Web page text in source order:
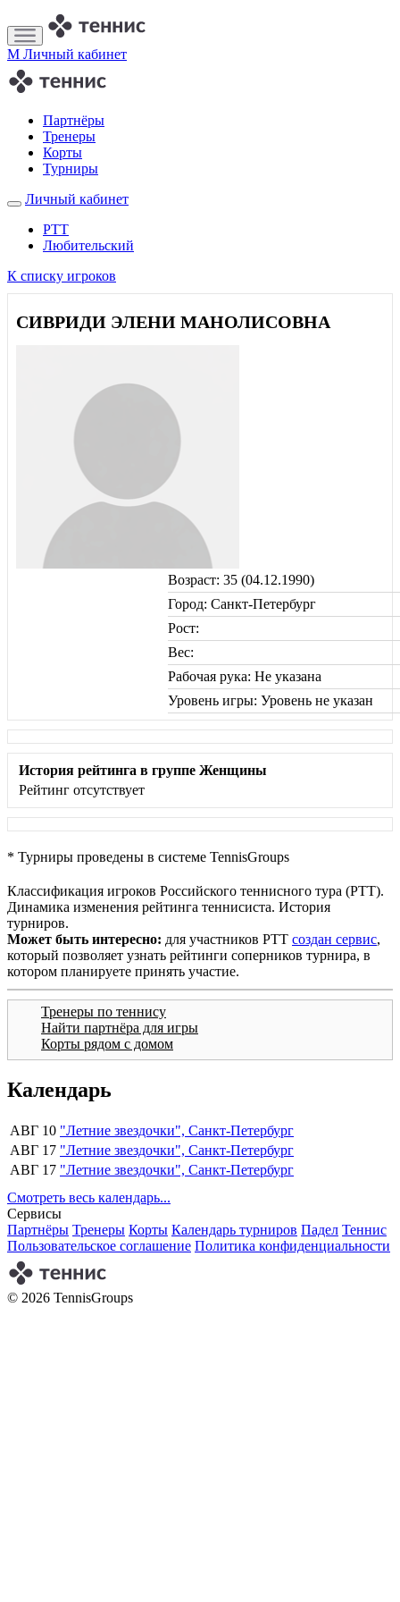
M Личный кабинет
Партнёры
Тренеры
Корты
Турниры
Личный кабинет
РТТ
Любительский
К списку игроков
СИВРИДИ ЭЛЕНИ МАНОЛИСОВНА
Возраст: 35 (04.12.1990)
Город: Санкт-Петербург
Рост:
Вес:
Рабочая рука: Не указана
Уровень игры: Уровень не указан
История рейтинга в группе Женщины
Рейтинг отсутствует
* Турниры проведены в системе TennisGroups
Классификация игроков Российского теннисного тура (РТТ).
Динамика изменения рейтинга теннисиста. История
турниров.
Может быть интересно: для участников РТТ создан сервис,
который позволяет узнать рейтинги соперников турнира, в
котором планируете принять участие.
Тренеры по теннису
Найти партнёра для игры
Корты рядом с домом
Календарь
АВГ 10 "Летние звездочки", Санкт-Петербург
АВГ 17 "Летние звездочки", Санкт-Петербург
АВГ 17 "Летние звездочки", Санкт-Петербург
Смотреть весь календарь...
Сервисы
Партнёры Тренеры Корты Календарь турниров Падел Теннис
Пользовательское соглашение Политика конфиденциальности
© 2026 TennisGroups